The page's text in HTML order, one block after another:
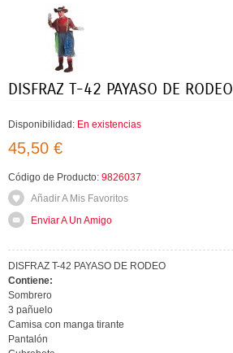
DISFRAZ T-42 PAYASO DE RODEO
Disponibilidad: En existencias
45,50 €
Código de Producto: 9826037
Añadir A Mis Favoritos
Enviar A Un Amigo
DISFRAZ T-42 PAYASO DE RODEO
Contiene:
Sombrero
3 pañuelo
Camisa con manga tirante
Pantalón